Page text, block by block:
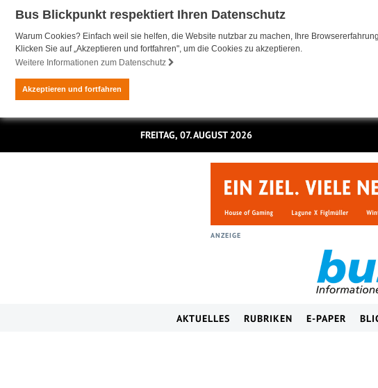
Bus Blickpunkt respektiert Ihren Datenschutz
Warum Cookies? Einfach weil sie helfen, die Website nutzbar zu machen, Ihre
Klicken Sie auf „Akzeptieren und fortfahren", um die Cookies zu akzeptieren.
Weitere Informationen zum Datenschutz
Akzeptieren und fortfahren
FREITAG, 07. AUGUST 2026
ANZEIGE
AKTUELLES RUBRIKEN E-PAPER